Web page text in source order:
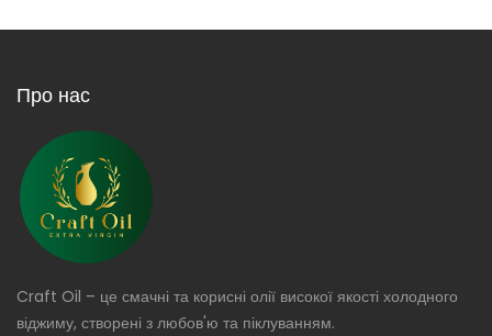
Про нас
Craft Oil – це смачні та корисні олії високої якості холодного
віджиму, створені з любов'ю та піклуванням.